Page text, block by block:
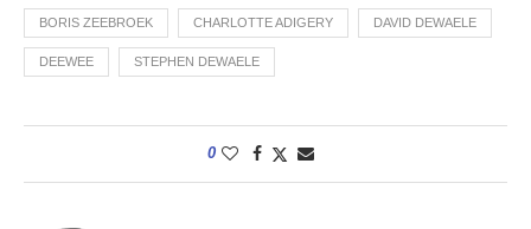
BORIS ZEEBROEK CHARLOTTE ADIGERY DAVID DEWAELE
DEEWEE STEPHEN DEWAELE
0